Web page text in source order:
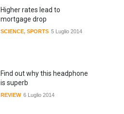
Higher rates lead to
mortgage drop
SCIENCE, SPORTS 5 Luglio 2014
Find out why this headphone
is superb
REVIEW 6 Luglio 2014